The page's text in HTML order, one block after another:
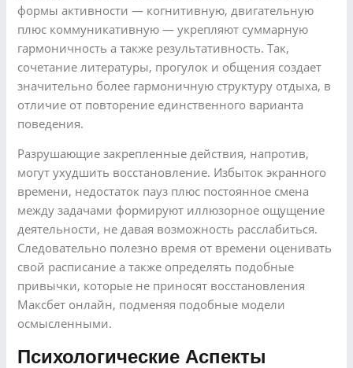
формы активности — когнитивную, двигательную
плюс коммуникативную — укрепляют суммарную
гармоничность а также результативность. Так,
сочетание литературы, прогулок и общения создает
значительно более гармоничную структуру отдыха, в
отличие от повторение единственного варианта
поведения.
Разрушающие закрепленные действия, напротив,
могут ухудшить восстановление. Избыток экранного
времени, недостаток пауз плюс постоянное смена
между задачами формируют иллюзорное ощущение
деятельности, не давая возможность расслабиться.
Следовательно полезно время от времени оценивать
свой расписание а также определять подобные
привычки, которые не приносят восстановления
Максбет онлайн, подменяя подобные модели
осмысленными.
Психологические Аспекты